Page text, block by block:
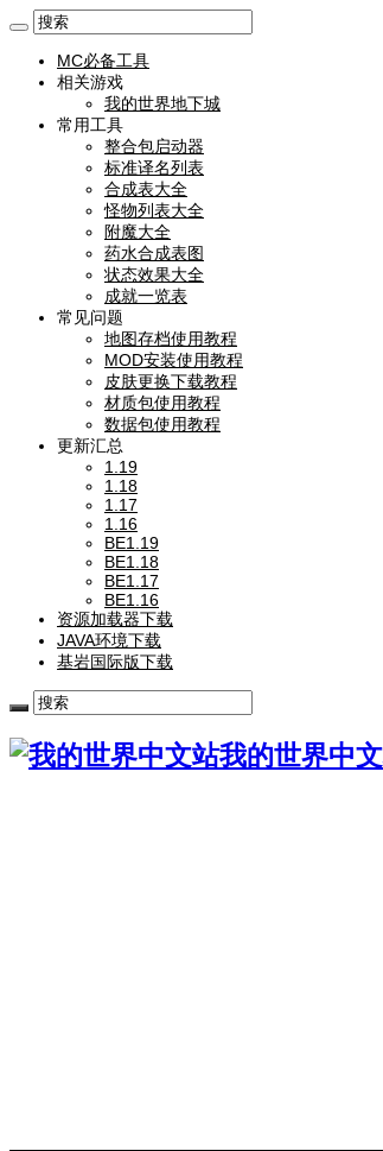
MC必备工具
相关游戏
我的世界地下城
常用工具
整合包启动器
标准译名列表
合成表大全
怪物列表大全
附魔大全
药水合成表图
状态效果大全
成就一览表
常见问题
地图存档使用教程
MOD安装使用教程
皮肤更换下载教程
材质包使用教程
数据包使用教程
更新汇总
1.19
1.18
1.17
1.16
BE1.19
BE1.18
BE1.17
BE1.16
资源加载器下载
JAVA环境下载
基岩国际版下载
我的世界中